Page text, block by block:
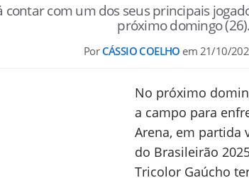
com um dos seus principais
próximo domingo (26).
Por CÁSSIO COELHO em 21/10/
No próximo
a campo para
Arena, em partida
do Brasileirão
Tricolor Gaúcho